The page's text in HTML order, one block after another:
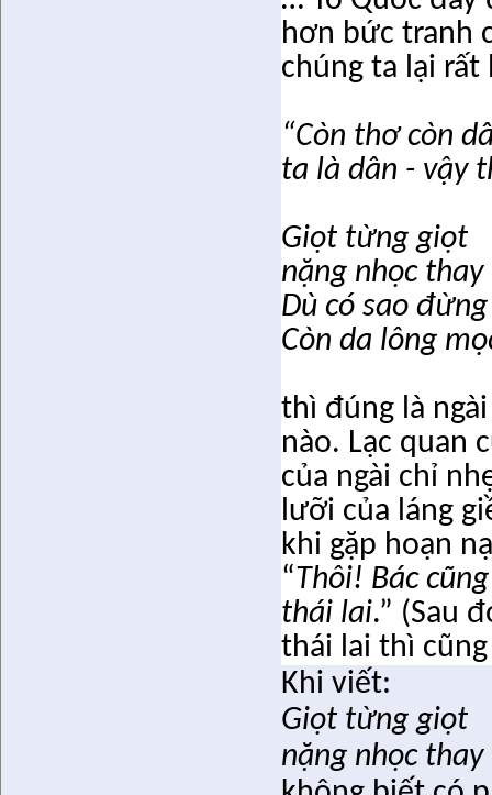
hơn bức tranh
chúng ta lại rất
“Còn thơ còn
ta là dân - vậy
Giọt từng giọt
nặng nhọc thay
Dù có sao
Còn da lông
thì đúng là
nào. Lạc quan
của ngài chỉ
lưỡi của láng
khi gặp hoạn
“Thôi! Bác
thái lai.” (Sau
thái lai thì
Khi viết:
Giọt từng giọt
nặng nhọc thay